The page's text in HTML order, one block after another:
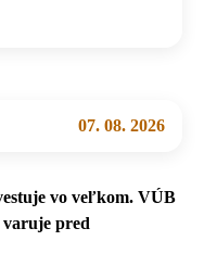
07. 08. 2026
vo veľkom. VÚB
pred